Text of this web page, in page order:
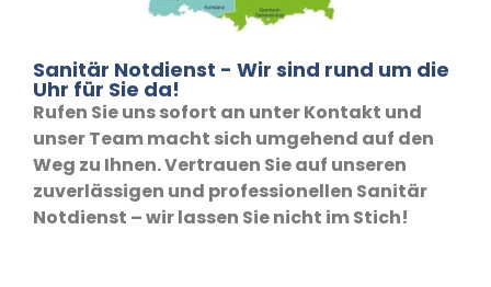
Sanitär Notdienst - Wir sind rund um die
Uhr für Sie da!
Rufen Sie uns sofort an unter Kontakt und
unser Team macht sich umgehend auf den
Weg zu Ihnen. Vertrauen Sie auf unseren
zuverlässigen und professionellen Sanitär
Notdienst – wir lassen Sie nicht im Stich!